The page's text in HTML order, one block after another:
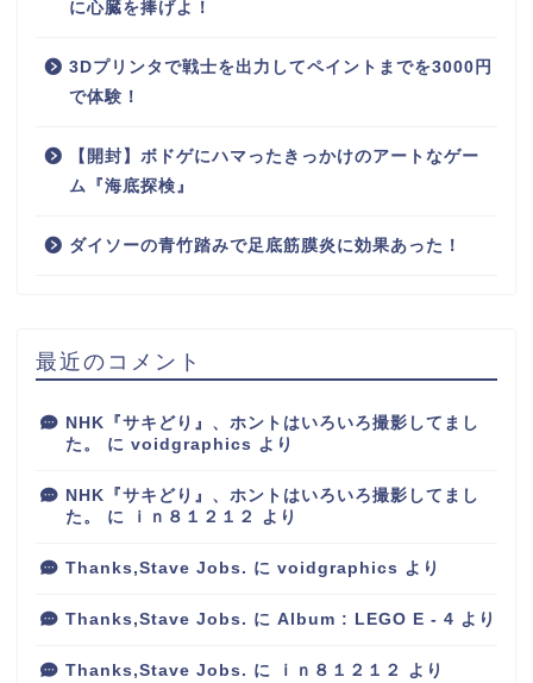
に心臓を捧げよ！
3Dプリンタで戦士を出力してペイントまでを3000円
で体験！
【開封】ボドゲにハマったきっかけのアートなゲー
ム『海底探検』
ダイソーの青竹踏みで足底筋膜炎に効果あった！
最近のコメント
NHK『サキどり』、ホントはいろいろ撮影してまし
た。
に voidgraphics より
NHK『サキどり』、ホントはいろいろ撮影してまし
た。
に ｉｎ８１２１２ より
Thanks,Stave Jobs. に voidgraphics より
Thanks,Stave Jobs. に Album : LEGO E - 4 より
Thanks,Stave Jobs. に ｉｎ８１２１２ より